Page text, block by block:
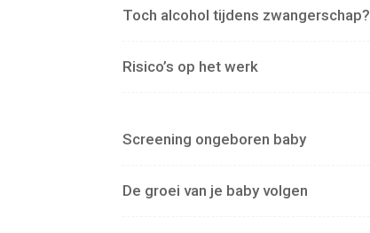
Toch alcohol tijdens zwangerschap?
Risico’s op het werk
Screening ongeboren baby
De groei van je baby volgen